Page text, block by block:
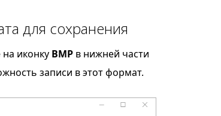
для сохранения
иконку BMPв нижней части
записи в этот формат.